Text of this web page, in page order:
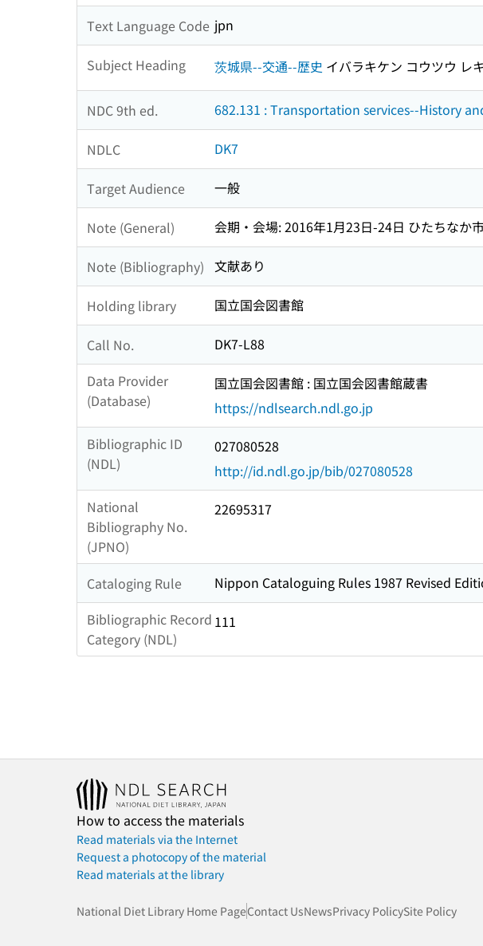
Text Language Code jpn
Subject Heading 茨城県--交通--歴史 イバラキケン コウツウ レ
NDC 9th ed. 682.131 : Transportation services--History
NDLC DK7
Target Audience 一般
Note (General) 会期・会場: 2016年1月23日-24日 ひたちなか
Note (Bibliography) 文献あり
Holding library 国立国会図書館
Call No.
DK7-L88
Data Provider
(Database)
国立国会図書館 : 国立国会図書館蔵書
https://ndlsearch.ndl.go.jp
Bibliographic ID
(NDL)
027080528
http://id.ndl.go.jp/bib/027080528
National
Bibliography No.
(JPNO)
22695317
Cataloging Rule
Nippon Cataloguing Rules 1987 Revised
Bibliographic Record
Category (NDL)
111
How to access the materials
Read materials via the Internet
Request a photocopy of the material
Read materials at the library
National Diet Library Home PageContact UsNewsPrivacy PolicySite Policy